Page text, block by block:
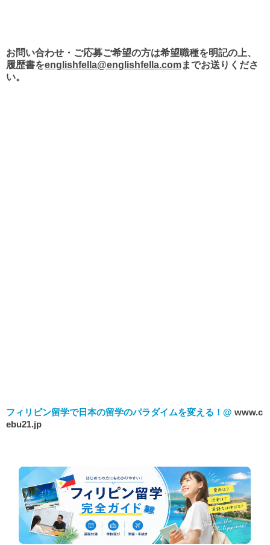
お問い合わせ・ご応募ご希望の方は希望職種を明記の上、
履歴書をenglishfella@englishfella.comまでお送りくださ
い。
フィリピン留学で日本の留学のパラダイムを変える！@ www.c
ebu21.jp